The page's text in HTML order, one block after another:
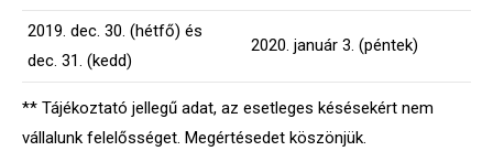
2019. dec. 30. (hétfő) és
dec. 31. (kedd)
2020. január 3. (péntek)
** Tájékoztató jellegű adat, az esetleges késésekért nem
vállalunk felelősséget. Megértésedet köszönjük.